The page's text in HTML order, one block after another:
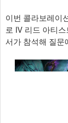
이번 콜라보레이
로 IV 리드 아티
서가 참석해 질문